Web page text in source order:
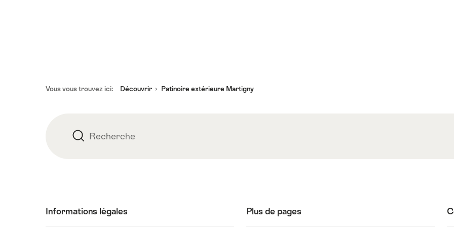
Vous vous trouvez ici: Découvrir Patinoire extérieure Martigny
RechercheRecherche
Informations légales Plus de pages